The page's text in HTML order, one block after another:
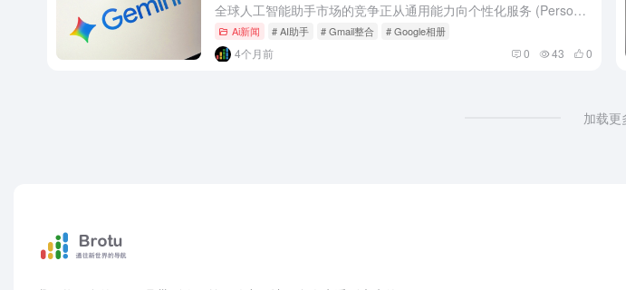
全球人工智能助手市场的竞争正从通用能力向个性化服务 (Personalized Service) 纵深发展。最新行业动态指出，谷歌旗下的人工智能助手Gemini，其核心的“个人智能”功能已正式面向印度...
Ai新闻 # AI助手 # Gmail整合 # Google相册
4个月前 0 43 0
加载更